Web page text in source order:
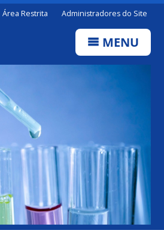
Área Restrita Administradores do Site
MENU